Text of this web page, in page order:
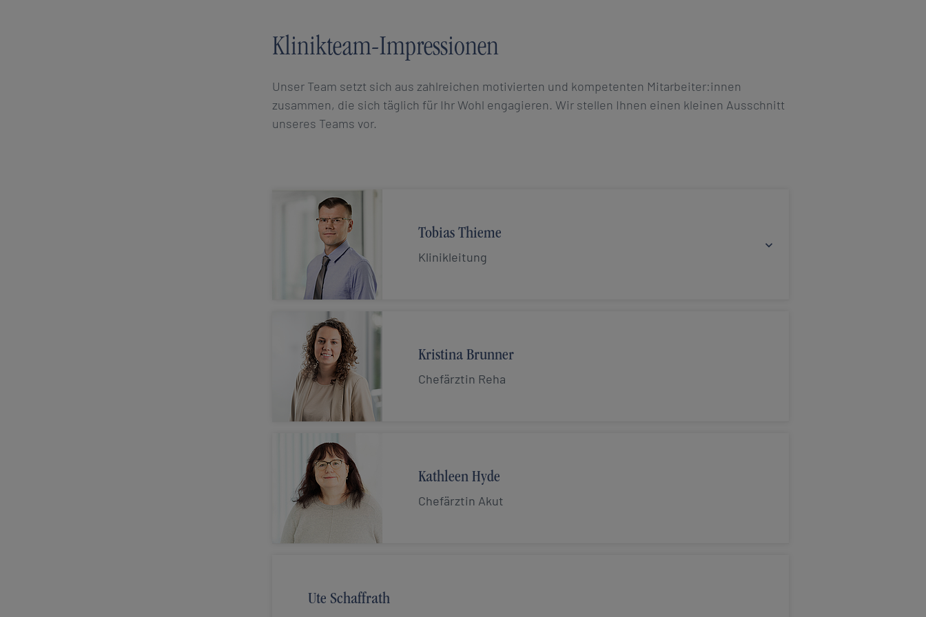
Klinikteam-Impressionen
Unser Team setzt sich aus zahlreichen motivierten und kompetenten Mitarbeiter:innen
zusammen, die sich täglich für Ihr Wohl engagieren. Wir stellen Ihnen einen kleinen Ausschnitt
unseres Teams vor.
Tobias Thieme
Klinikleitung
Kristina Brunner
Chefärztin Reha
Kathleen Hyde
Chefärztin Akut
Ute Schaffrath